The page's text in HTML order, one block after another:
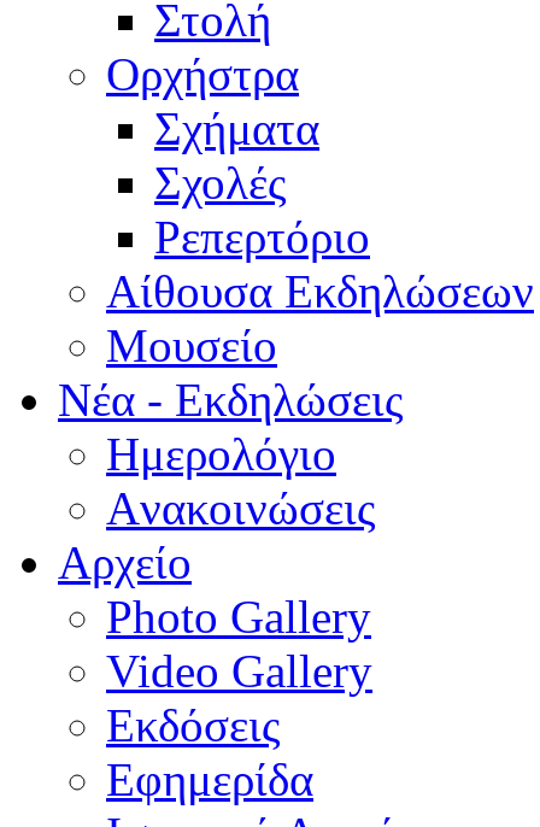
Στολή
Ορχήστρα
Σχήματα
Σχολές
Ρεπερτόριο
Aίθουσα Εκδηλώσεων
Μουσείο
Νέα - Εκδηλώσεις
Ημερολόγιο
Aνακοινώσεις
Αρχείο
Photo Gallery
Video Gallery
Εκδόσεις
Εφημερίδα